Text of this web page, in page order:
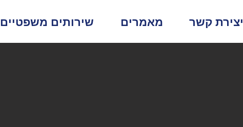
שירותים משפטיים מאמרים יצירת קשר